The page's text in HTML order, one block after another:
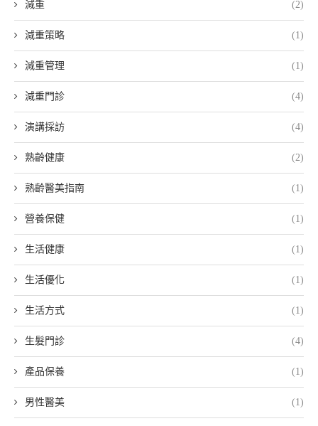
減重 (2)
減重策略 (1)
減重管理 (1)
減重門診 (4)
演講採訪 (4)
熟齡健康 (2)
熟齡醫美指南 (1)
營養保健 (1)
生活健康 (1)
生活優化 (1)
生活方式 (1)
生髮門診 (4)
產品保養 (1)
男性醫美 (1)